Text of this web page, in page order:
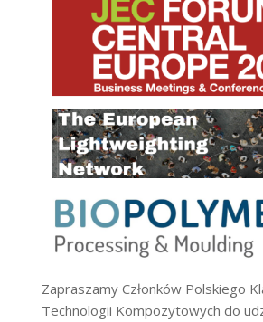
Zapraszamy Członków Polskiego
Technologii Kompozytowych do